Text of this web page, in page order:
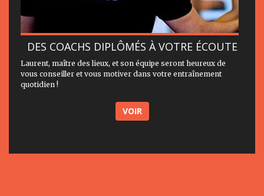
DES COACHS DIPLÔMÉS À VOTRE ÉCOUTE
Laurent, maître des lieux, et son équipe seront heureux de
vous conseiller et vous motiver dans votre entraînement
quotidien !
VOIR